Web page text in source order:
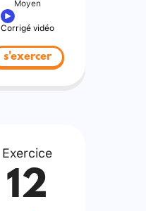
Corrigé vidéo
s'exercer
Exercice
12